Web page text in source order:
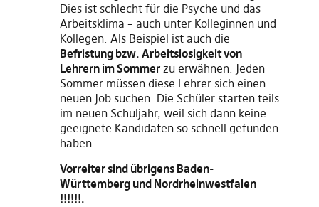
Dies ist schlecht für die Psyche und das
Arbeitsklima – auch unter Kolleginnen und
Kollegen. Als Beispiel ist auch die
Befristung bzw. Arbeitslosigkeit von
Lehrern im Sommerzu erwähnen. Jeden
Sommer müssen diese Lehrer sich einen
neuen Job suchen. Die Schüler starten teils
im neuen Schuljahr, weil sich dann keine
geeignete Kandidaten so schnell gefunden
haben.
Vorreiter sind übrigens Baden-
Württemberg und Nordrheinwestfalen
!!!!!!.